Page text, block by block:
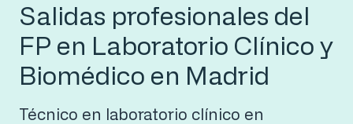
Salidas profesionales del
FP en Laboratorio Clínico y
Biomédico en Madrid
Técnico en laboratorio clínico en